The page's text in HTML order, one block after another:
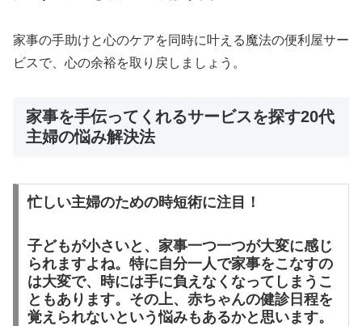
家事の手助けと心のケアを同時に叶える魔法の便利屋サー
ビスで、心の余裕を取り戻しましょう。
家事を手伝ってくれるサービスを探す20代
主婦の悩み解決法
忙しい主婦のための時短術に注目！
子どもが小さいと、家事一つ一つが大変に感じ
られますよね。特に自分一人で家事をこなすの
は大変で、時には手に負えなくなってしまうこ
ともあります。その上、赤ちゃんの健診日程を
覚えられないという悩みもあるかと思います。